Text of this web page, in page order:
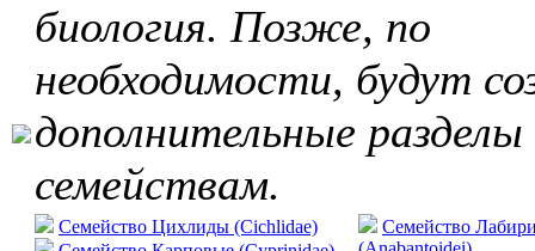
биология. Позже, по
необходимости, будут
дополнительные разделы
семействам.
Семейство Цихлиды (Cichlidae)
Семейство